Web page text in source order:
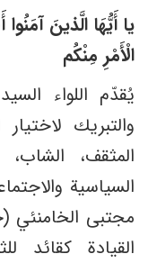
یا أَیُّهَا الَّذینَ
الْأَمْرِ مِنْکُم
يُقدّم اللواء
والتبريك
المثقف، الشاب،
السياسية
مجتبى الخامنئي
القيادة كقائد